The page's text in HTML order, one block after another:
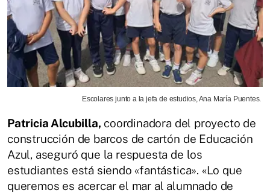
Escolares junto a la jefa de estudios, Ana María Puentes.
Patricia Alcubilla, coordinadora del proyecto de
construcción de barcos de cartón de Educación
Azul, aseguró que la respuesta de los
estudiantes está siendo «fantástica». «Lo que
queremos es acercar el mar al alumnado de